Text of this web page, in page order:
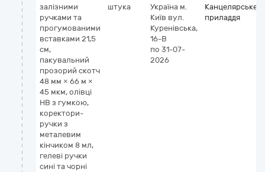
залізними
ручками та
прогумованими
вставками 21,5
см,
пакувальний
прозорий скотч
48 мм × 66 м ×
45 мкм, олівці
НВ з гумкою,
коректори-
ручки з
металевим
кінчиком 8 мл,
гелеві ручки
сині та чорні
штука
Україна м.
Київ вул.
Куренівська,
16-В
по 31-07-
2026
Канцелярське
приладдя